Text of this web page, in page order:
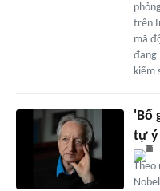
trên
mã
đang
kiểm
'Bố
tự ý
Theo